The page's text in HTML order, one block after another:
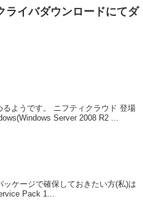
イバダウンロードにてダ
ようです。 ニフティクラウド 登場
Server 2008 R2 ...
ケージで確保しておきたい方(私)は
Pack 1...